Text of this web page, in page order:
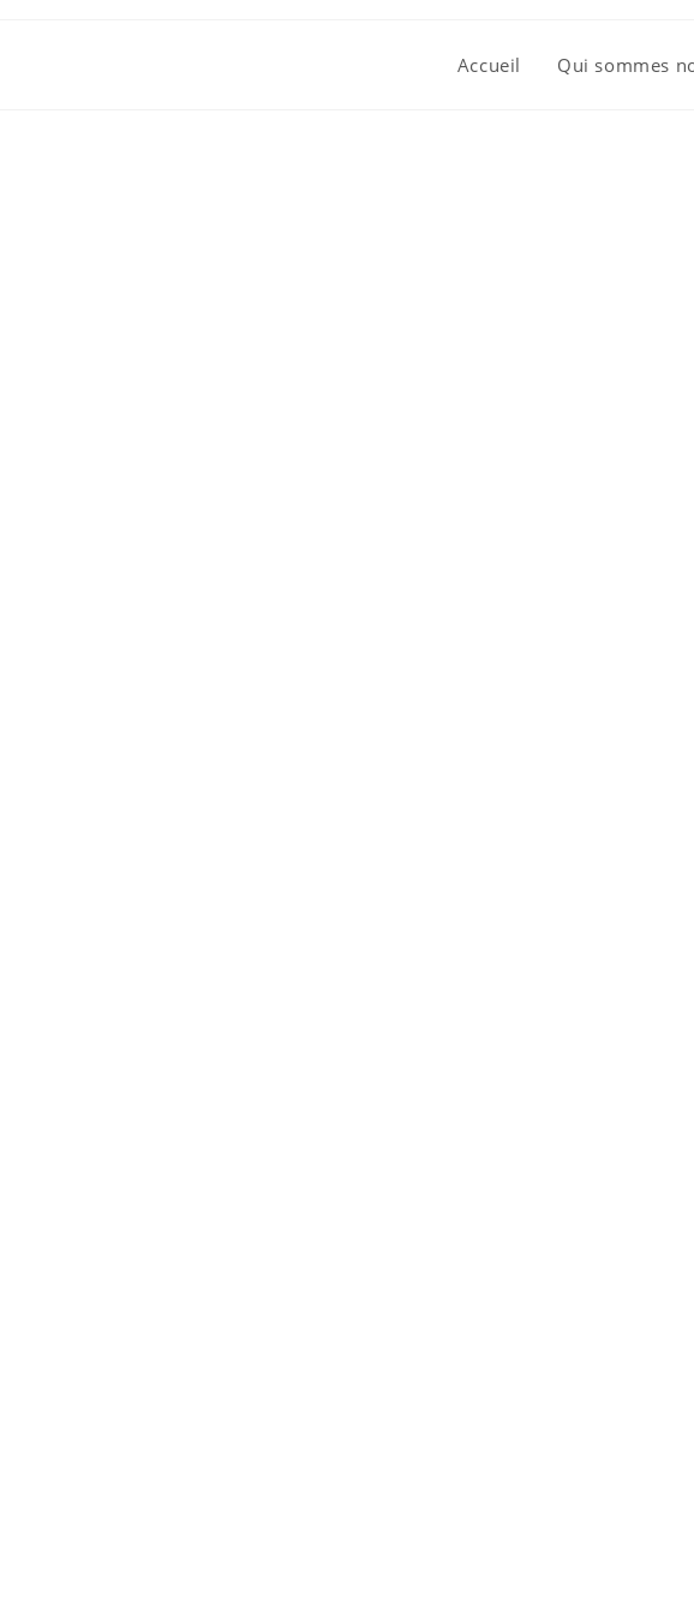
Accueil Qui sommes